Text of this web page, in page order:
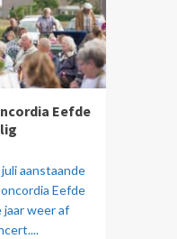
Eefde
aanstaande
Eefde
weer af